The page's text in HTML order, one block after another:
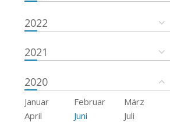
2022
2021
2020
Januar Februar
März
April
Juni
Juli